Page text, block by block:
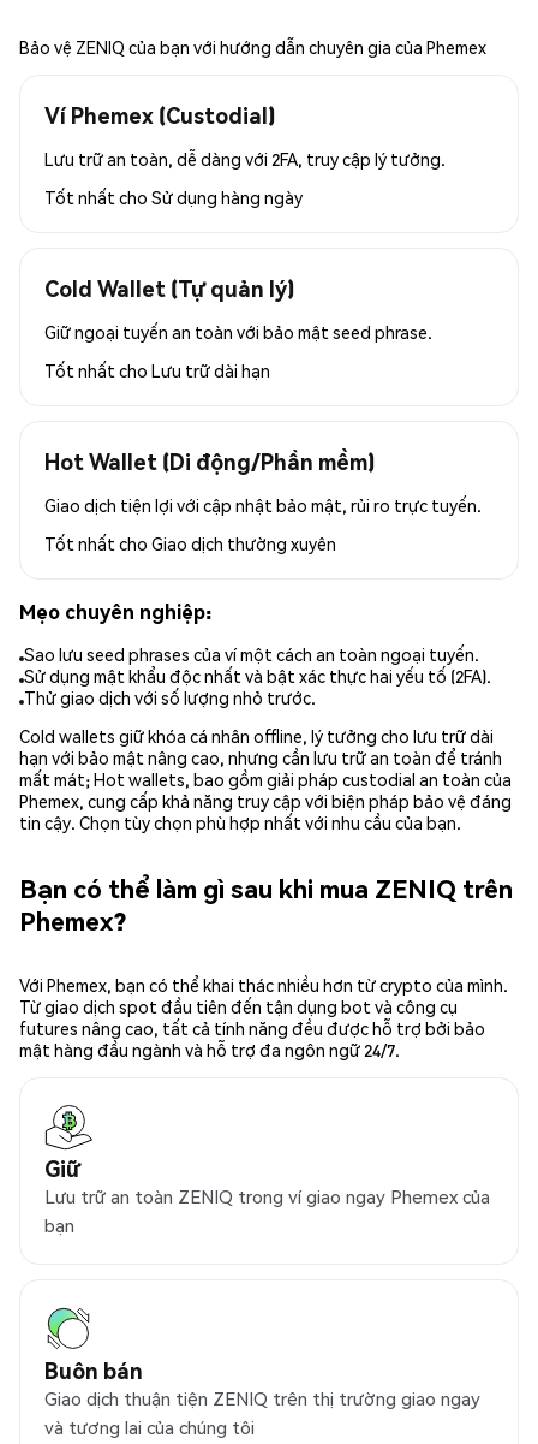
Bảo vệ ZENIQ của bạn với hướng dẫn chuyên gia của Phemex
Ví Phemex (Custodial)
Lưu trữ an toàn, dễ dàng với 2FA, truy cập lý tưởng.
Tốt nhất cho Sử dụng hàng ngày
Cold Wallet (Tự quản lý)
Giữ ngoại tuyến an toàn với bảo mật seed phrase.
Tốt nhất cho Lưu trữ dài hạn
Hot Wallet (Di động/Phần mềm)
Giao dịch tiện lợi với cập nhật bảo mật, rủi ro trực tuyến.
Tốt nhất cho Giao dịch thường xuyên
Mẹo chuyên nghiệp:
Sao lưu seed phrases của ví một cách an toàn ngoại tuyến.
Sử dụng mật khẩu độc nhất và bật xác thực hai yếu tố (2FA).
Thử giao dịch với số lượng nhỏ trước.
Cold wallets giữ khóa cá nhân offline, lý tưởng cho lưu trữ dài
hạn với bảo mật nâng cao, nhưng cần lưu trữ an toàn để tránh
mất mát; Hot wallets, bao gồm giải pháp custodial an toàn của
Phemex, cung cấp khả năng truy cập với biện pháp bảo vệ đáng
tin cậy. Chọn tùy chọn phù hợp nhất với nhu cầu của bạn.
Bạn có thể làm gì sau khi mua ZENIQ trên
Phemex?
Với Phemex, bạn có thể khai thác nhiều hơn từ crypto của mình.
Từ giao dịch spot đầu tiên đến tận dụng bot và công cụ
futures nâng cao, tất cả tính năng đều được hỗ trợ bởi bảo
mật hàng đầu ngành và hỗ trợ đa ngôn ngữ 24/7.
Giữ
Lưu trữ an toàn ZENIQ trong ví giao ngay Phemex của
bạn
Buôn bán
Giao dịch thuận tiện ZENIQ trên thị trường giao ngay
và tương lai của chúng tôi